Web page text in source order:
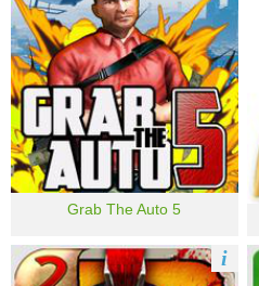
Grab The Auto 5
i